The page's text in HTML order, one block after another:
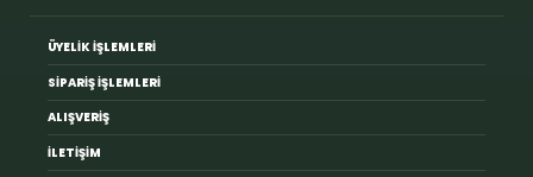
ÜYELİK İŞLEMLERİ
SİPARİŞ İŞLEMLERİ
ALIŞVERİŞ
İLETİŞİM